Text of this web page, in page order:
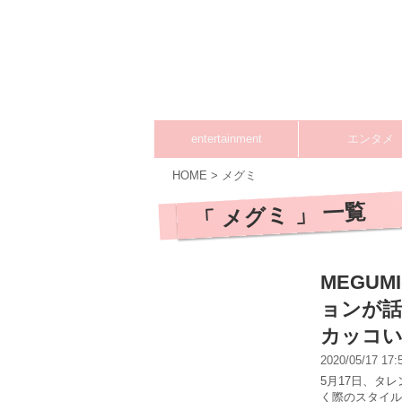
entertainment エンタメ
HOME > メグミ
「 メグミ 」 一覧
ョンが
カッコい
2020/05/17
5月17日、タレ
く際のスタイ